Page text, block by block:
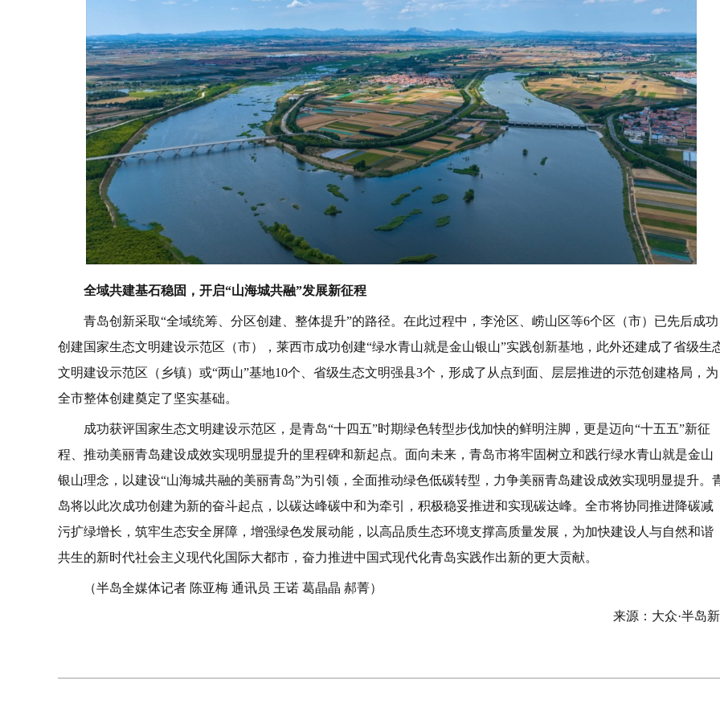
全域共建基石稳固，开启“山海城共融”发展新征程
青岛创新采取“全域统筹、分区创建、整体提升”的路径。在此过程中，李沧区、崂山区等6个区（市）已先后成功
创建国家生态文明建设示范区（市），莱西市成功创建“绿水青山就是金山银山”实践创新基地，此外还建成了省级生
文明建设示范区（乡镇）或“两山”基地10个、省级生态文明强县3个，形成了从点到面、层层推进的示范创建格局，为
全市整体创建奠定了坚实基础。
成功获评国家生态文明建设示范区，是青岛“十四五”时期绿色转型步伐加快的鲜明注脚，更是迈向“十五五”新征
程、推动美丽青岛建设成效实现明显提升的里程碑和新起点。面向未来，青岛市将牢固树立和践行绿水青山就是金山
银山理念，以建设“山海城共融的美丽青岛”为引领，全面推动绿色低碳转型，力争美丽青岛建设成效实现明显提升。
岛将以此次成功创建为新的奋斗起点，以碳达峰碳中和为牵引，积极稳妥推进和实现碳达峰。全市将协同推进降碳减
污扩绿增长，筑牢生态安全屏障，增强绿色发展动能，以高品质生态环境支撑高质量发展，为加快建设人与自然和谐
共生的新时代社会主义现代化国际大都市，奋力推进中国式现代化青岛实践作出新的更大贡献。
（半岛全媒体记者 陈亚梅 通讯员 王诺 葛晶晶 郝菁）
来源：大众·半岛